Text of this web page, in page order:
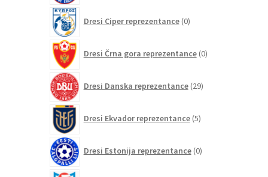
Dresi Ciper reprezentance 0izdelkov
Dresi Črna gora reprezentance 0izdelkov
Dresi Danska reprezentance 29izdelkov
Dresi Ekvador reprezentance 5izdelkov
Dresi Estonija reprezentance 0izdelkov